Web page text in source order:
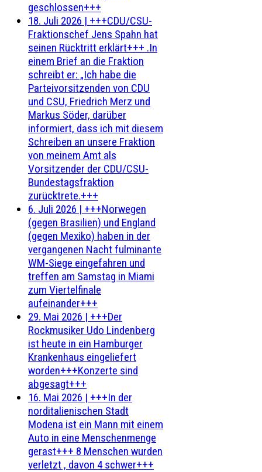
geschlossen+++
18. Juli 2026 | +++CDU/CSU-
Fraktionschef Jens Spahn hat
seinen Rücktritt erklärt+++ .In
einem Brief an die Fraktion
schreibt er: „Ich habe die
Parteivorsitzenden von CDU
und CSU, Friedrich Merz und
Markus Söder, darüber
informiert, dass ich mit diesem
Schreiben an unsere Fraktion
von meinem Amt als
Vorsitzender der CDU/CSU-
Bundestagsfraktion
zurücktrete.+++
6. Juli 2026 | +++Norwegen
(gegen Brasilien) und England
(gegen Mexiko) haben in der
vergangenen Nacht fulminante
WM-Siege eingefahren und
treffen am Samstag in Miami
zum Viertelfinale
aufeinander+++
29. Mai 2026 | +++Der
Rockmusiker Udo Lindenberg
ist heute in ein Hamburger
Krankenhaus eingeliefert
worden+++Konzerte sind
abgesagt+++
16. Mai 2026 | +++In der
norditalienischen Stadt
Modena ist ein Mann mit einem
Auto in eine Menschenmenge
gerast+++ 8 Menschen wurden
verletzt , davon 4 schwer+++